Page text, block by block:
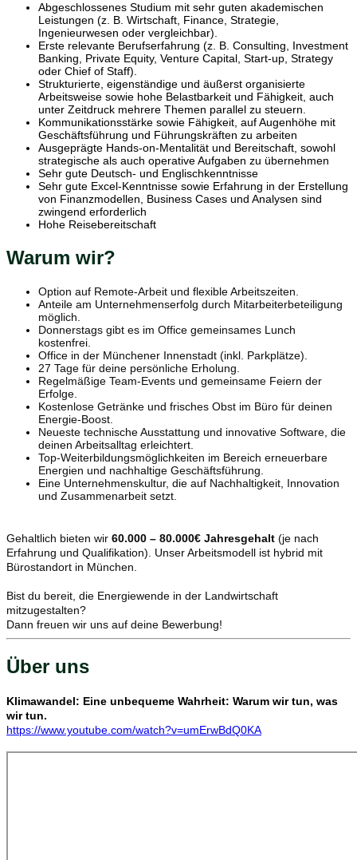
Abgeschlossenes Studium mit sehr guten akademischen
Leistungen (z. B. Wirtschaft, Finance, Strategie,
Ingenieurwesen oder vergleichbar).
Erste relevante Berufserfahrung (z. B. Consulting, Investment
Banking, Private Equity, Venture Capital, Start-up, Strategy
oder Chief of Staff).
Strukturierte, eigenständige und äußerst organisierte
Arbeitsweise sowie hohe Belastbarkeit und Fähigkeit, auch
unter Zeitdruck mehrere Themen parallel zu steuern.
Kommunikationsstärke sowie Fähigkeit, auf Augenhöhe mit
Geschäftsführung und Führungskräften zu arbeiten
Ausgeprägte Hands-on-Mentalität und Bereitschaft, sowohl
strategische als auch operative Aufgaben zu übernehmen
Sehr gute Deutsch- und Englischkenntnisse
Sehr gute Excel-Kenntnisse sowie Erfahrung in der Erstellung
von Finanzmodellen, Business Cases und Analysen sind
zwingend erforderlich
Hohe Reisebereitschaft
Warum wir?
Option auf Remote-Arbeit und flexible Arbeitszeiten.
Anteile am Unternehmenserfolg durch Mitarbeiterbeteiligung
möglich.
Donnerstags gibt es im Office gemeinsames Lunch
kostenfrei.
Office in der Münchener Innenstadt (inkl. Parkplätze).
27 Tage für deine persönliche Erholung.
Regelmäßige Team-Events und gemeinsame Feiern der
Erfolge.
Kostenlose Getränke und frisches Obst im Büro für deinen
Energie-Boost.
Neueste technische Ausstattung und innovative Software, die
deinen Arbeitsalltag erleichtert.
Top-Weiterbildungsmöglichkeiten im Bereich erneuerbare
Energien und nachhaltige Geschäftsführung.
Eine Unternehmenskultur, die auf Nachhaltigkeit, Innovation
und Zusammenarbeit setzt.
Gehaltlich bieten wir 60.000 – 80.000€ Jahresgehalt (je nach
Erfahrung und Qualifikation). Unser Arbeitsmodell ist hybrid mit
Bürostandort in München.
Bist du bereit, die Energiewende in der Landwirtschaft
mitzugestalten?
Dann freuen wir uns auf deine Bewerbung!
Über uns
Klimawandel: Eine unbequeme Wahrheit: Warum wir tun, was
wir tun.
https://www.youtube.com/watch?v=umErwBdQ0KA